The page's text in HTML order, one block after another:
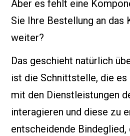
Aber es fehlt eine
Sie Ihre Bestellung an das
weiter?
Das geschieht natürlich
ist die Schnittstelle, die
mit den Dienstleistungen
interagieren und diese zu
entscheidende Bindeglied,